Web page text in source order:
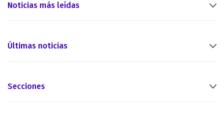
Noticias más leídas
Últimas noticias
Secciones